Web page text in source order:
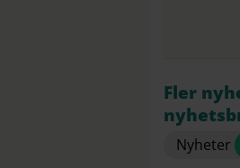
Fler
Nyheter